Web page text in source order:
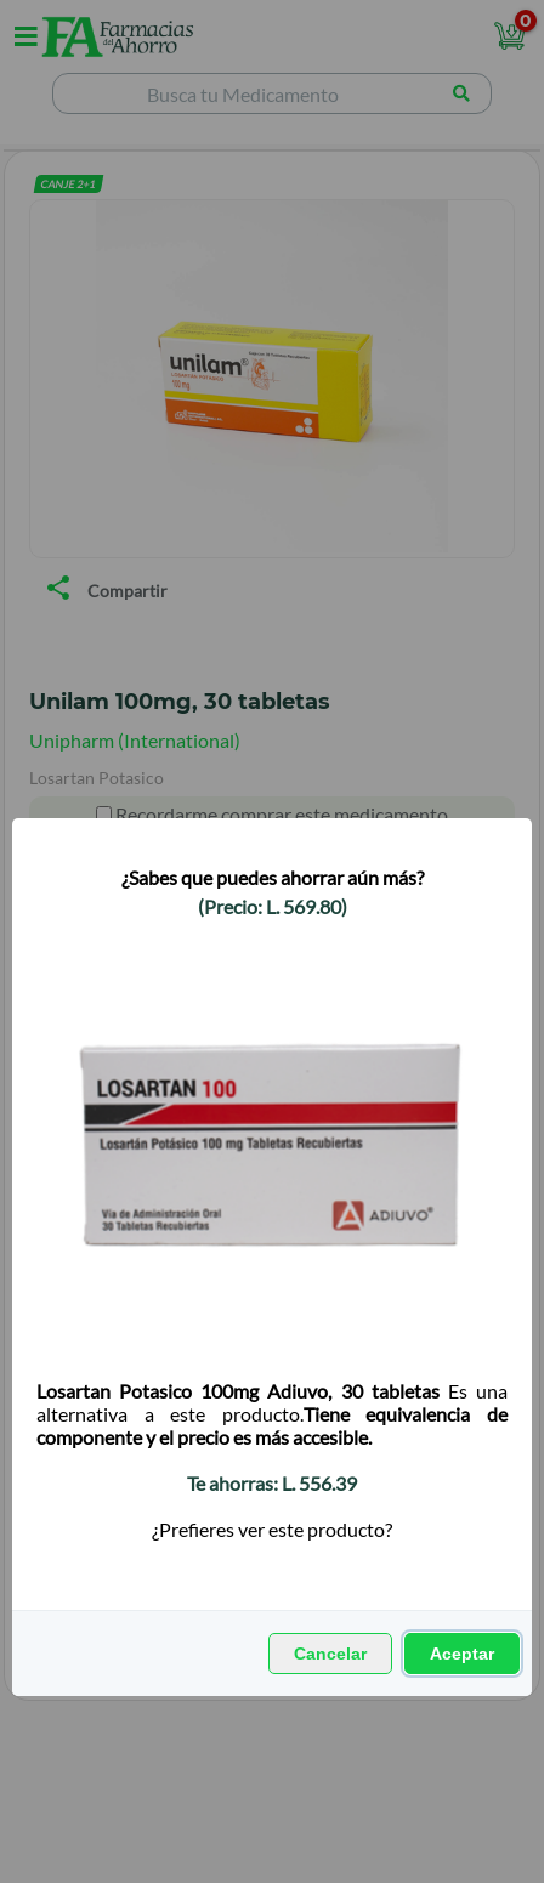
0
CANJE2+1
Compartir
Unilam 100mg, 30 tabletas
Unipharm (International)
Losartan Potasico
Recordarme comprar este medicamento
AGREGAR AL CARRITO
Tengo Cuarta Edad
Tengo tarjeta Promérica Más
Cantidad:
¿Sabes que puedes ahorrar aún más?
(Precio: L. 569.80)
Losartan Potasico 100mg Adiuvo, 30 tabletasEs una
alternativa a este producto.Tiene equivalencia de
componente y el precio es más accesible.
Te ahorras: L. 556.39
¿Prefieres ver este producto?
Cancelar Aceptar